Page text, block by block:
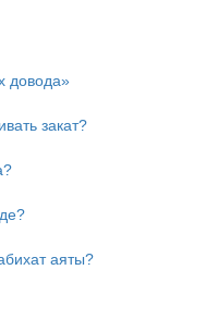
довода»
закат?
аяты?